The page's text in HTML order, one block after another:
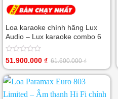
Loa karaoke chính hãng Lux
Audio – Lux karaoke combo 6
Được
hạng
0
sao
61.600.000₫
Giá
gốc
là:
61.600.000 ₫.
51.900.000 ₫
Giá
hiện
tại
là:
51.900.000 ₫.